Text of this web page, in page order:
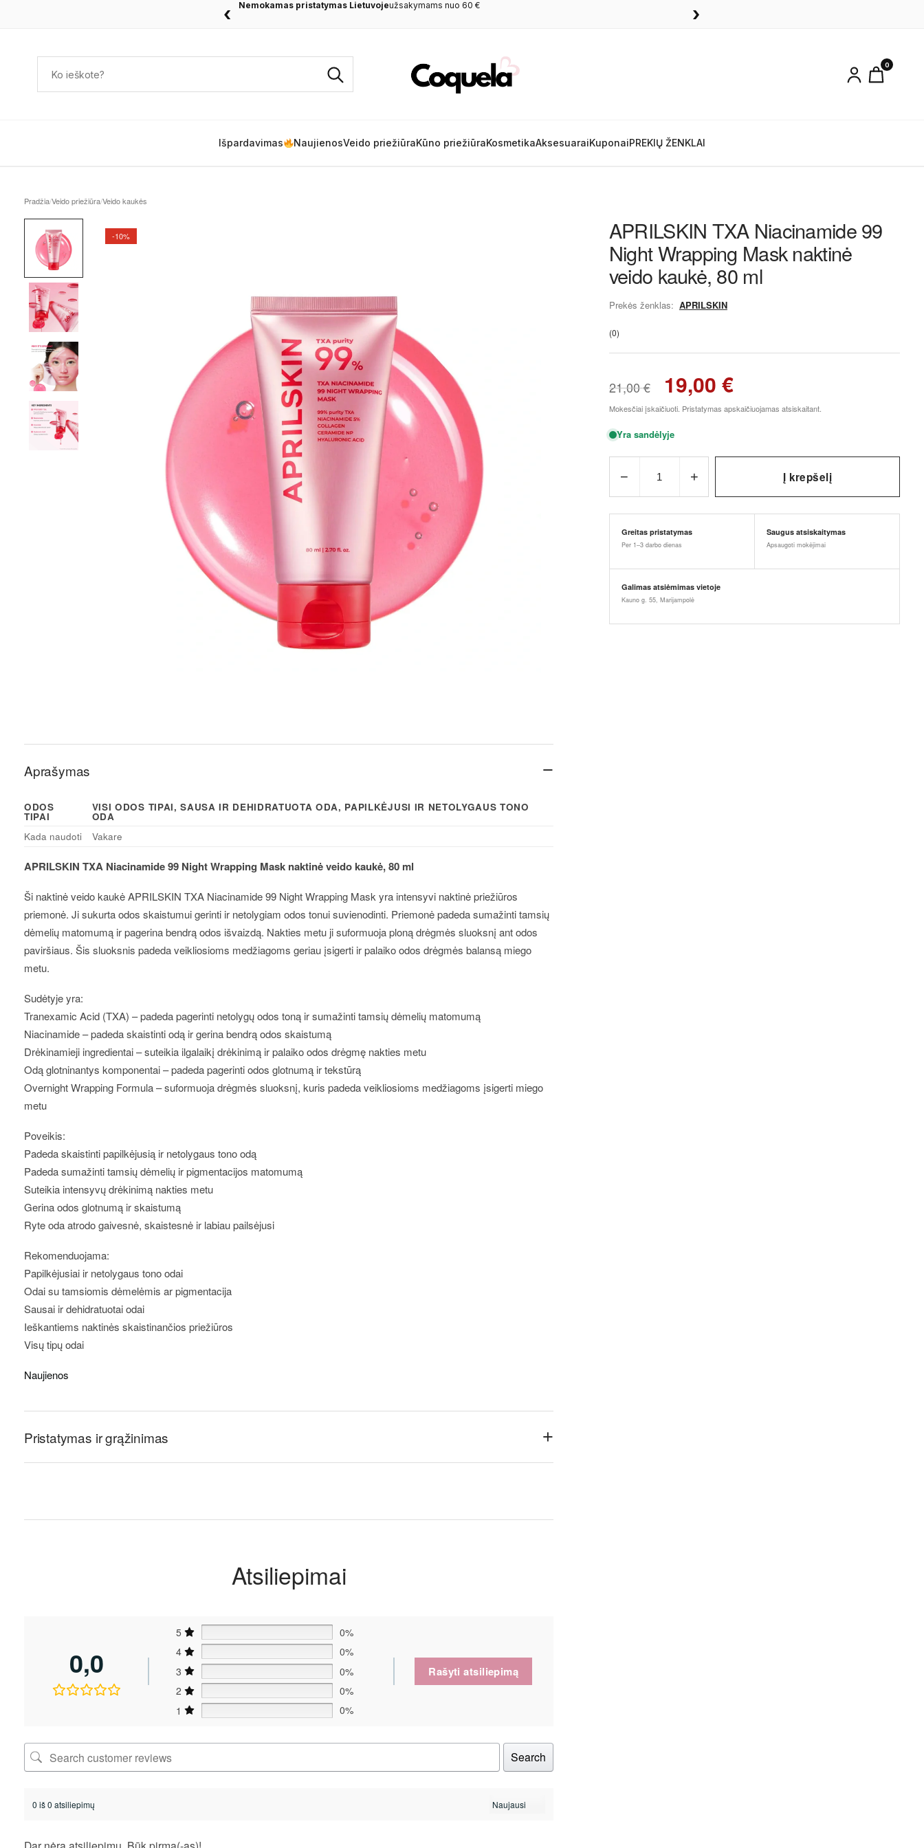
‹ Dovanos apsiperkantnuo 60 € ›
0
Išpardavimas NaujienosVeido priežiūraKūno priežiūraKosmetikaAksesuaraiKuponaiPREKIŲ ŽENKLAI
Pradžia/Veido priežiūra/Veido kaukės
-10%
Aprašymas −
ODOS
TIPAI
VISI ODOS TIPAI, SAUSA IR DEHIDRATUOTA ODA, PAPILKĖJUSI IR NETOLYGAUS TONO
ODA
Kada naudoti
Vakare
APRILSKIN TXA Niacinamide 99 Night Wrapping Mask naktinė veido kaukė, 80 ml
Ši naktinė veido kaukė APRILSKIN TXA Niacinamide 99 Night Wrapping Mask yra intensyvi naktinė priežiūros
priemonė. Ji sukurta odos skaistumui gerinti ir netolygiam odos tonui suvienodinti. Priemonė padeda sumažinti tamsių
dėmelių matomumą ir pagerina bendrą odos išvaizdą. Nakties metu ji suformuoja ploną drėgmės sluoksnį ant odos
paviršiaus. Šis sluoksnis padeda veikliosioms medžiagoms geriau įsigerti ir palaiko odos drėgmės balansą miego
metu.
Sudėtyje yra:
Tranexamic Acid (TXA) – padeda pagerinti netolygų odos toną ir sumažinti tamsių dėmelių matomumą
Niacinamide – padeda skaistinti odą ir gerina bendrą odos skaistumą
Drėkinamieji ingredientai – suteikia ilgalaikį drėkinimą ir palaiko odos drėgmę nakties metu
Odą glotninantys komponentai – padeda pagerinti odos glotnumą ir tekstūrą
Overnight Wrapping Formula – suformuoja drėgmės sluoksnį, kuris padeda veikliosioms medžiagoms įsigerti miego
metu
Poveikis:
Padeda skaistinti papilkėjusią ir netolygaus tono odą
Padeda sumažinti tamsių dėmelių ir pigmentacijos matomumą
Suteikia intensyvų drėkinimą nakties metu
Gerina odos glotnumą ir skaistumą
Ryte oda atrodo gaivesnė, skaistesnė ir labiau pailsėjusi
Rekomenduojama:
Papilkėjusiai ir netolygaus tono odai
Odai su tamsiomis dėmelėmis ar pigmentacija
Sausai ir dehidratuotai odai
Ieškantiems naktinės skaistinančios priežiūros
Visų tipų odai
Naujienos
Pristatymas ir grąžinimas +
Atsiliepimai
0,0
5
0%
4
0%
3
0%
2
0%
1
0%
Rašyti atsiliepimą
Search
0 iš 0 atsiliepimų
Dar nėra atsiliepimų. Būk pirma(-as)!
APRILSKIN TXA Niacinamide 99
Night Wrapping Mask naktinė
veido kaukė, 80 ml
Prekės ženklas: APRILSKIN
(0)
21,00€ 19,00€
Mokesčiai įskaičiuoti. Pristatymas apskaičiuojamas atsiskaitant.
Yra sandėlyje
− 1 + Į krepšelį
Greitas pristatymas
Per 1–3 darbo dienas
Saugus atsiskaitymas
Apsaugoti mokėjimai
Galimas atsiėmimas vietoje
Kauno g. 55, Marijampolė